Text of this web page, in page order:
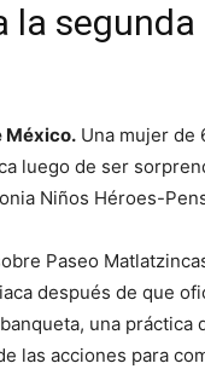
la
México. Una mujer de
luego de ser
Niños Héroes-
Paseo
después de que
una
las acciones para